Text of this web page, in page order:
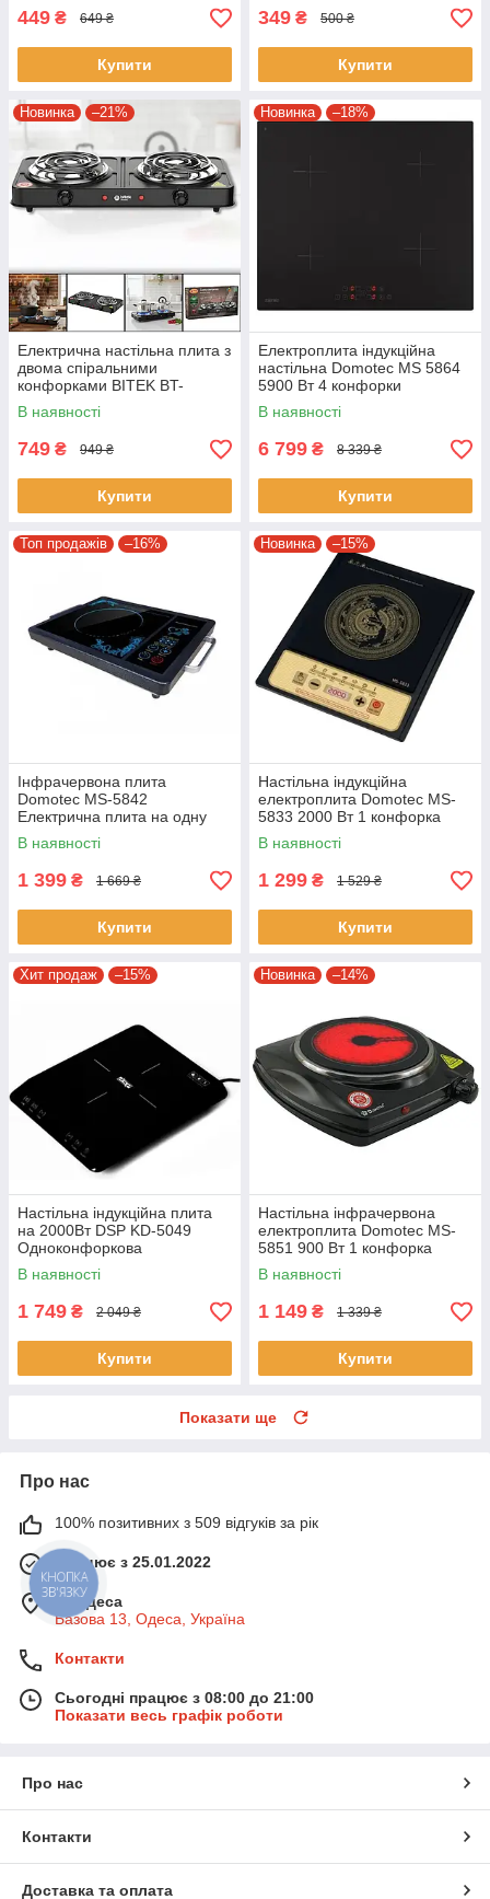
449 ₴ 649 ₴
Купити
349 ₴ 500 ₴
Купити
Новинка –21%
Електрична настільна плита з
двома спіральними
конфорками BITEK BT-
9087B 2000W
В наявності
749 ₴ 949 ₴
Купити
Новинка –18%
Електроплита індукційна
настільна Domotec MS 5864
5900 Вт 4 конфорки
В наявності
6 799 ₴ 8 339 ₴
Купити
Топ продажів –16%
Інфрачервона плита
Domotec MS-5842
Електрична плита на одну
комфорку
В наявності
1 399 ₴ 1 669 ₴
Купити
Новинка –15%
Настільна індукційна
електроплита Domotec MS-
5833 2000 Вт 1 конфорка
В наявності
1 299 ₴ 1 529 ₴
Купити
Хит продаж –15%
Настільна індукційна плита
на 2000Вт DSP KD-5049
Одноконфоркова
електроплита з
автовимкненням Чорна
В наявності
1 749 ₴ 2 049 ₴
Купити
Новинка –14%
Настільна інфрачервона
електроплита Domotec MS-
5851 900 Вт 1 конфорка
Керамічний диск
В наявності
1 149 ₴ 1 339 ₴
Купити
Показати ще
Про нас
100% позитивних з 509 відгуків за рік
Працює з 25.01.2022
м. Одеса
Базова 13, Одеса, Україна
Контакти
Сьогодні працює з 08:00 до 21:00
Показати весь графік роботи
Про нас
Контакти
Доставка та оплата
КНОПКА
ЗВ'ЯЗКУ